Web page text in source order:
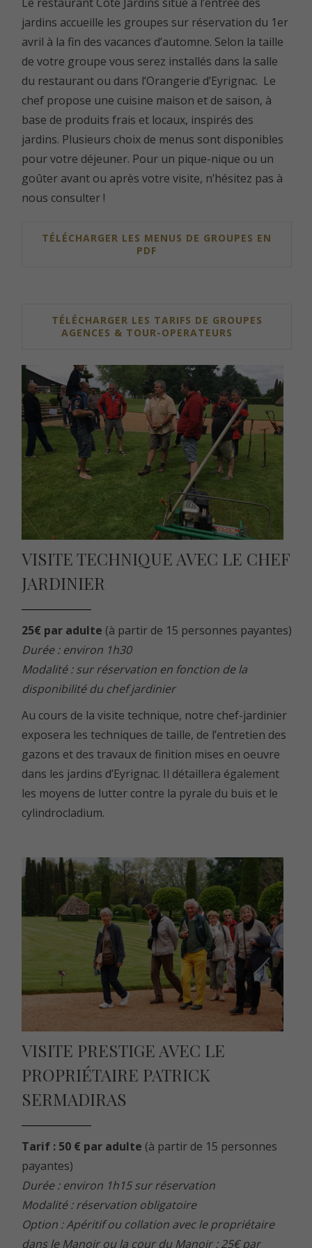
jardins accueille les groupes sur réservation du 1er
avril à la fin des vacances d’automne. Selon la taille
de votre groupe vous serez installés dans la salle
du restaurant ou dans l’Orangerie d’Eyrignac. Le
chef propose une cuisine maison et de saison, à
base de produits frais et locaux, inspirés des
jardins. Plusieurs choix de menus sont disponibles
pour votre déjeuner. Pour un pique-nique ou un
goûter avant ou après votre visite, n’hésitez pas à
nous consulter !
TÉLÉCHARGER LES MENUS DE GROUPES EN
PDF
TÉLÉCHARGER LES TARIFS DE GROUPES
AGENCES & TOUR-OPERATEURS
VISITE TECHNIQUE AVEC LE CHEF
JARDINIER
25€ par adulte (à partir de 15 personnes payantes)
Durée : environ 1h30
Modalité : sur réservation en fonction de la
disponibilité du chef jardinier
Au cours de la visite technique, notre chef-jardinier
exposera les techniques de taille, de l’entretien des
gazons et des travaux de finition mises en oeuvre
dans les jardins d’Eyrignac. Il détaillera également
les moyens de lutter contre la pyrale du buis et le
cylindrocladium.
VISITE PRESTIGE AVEC LE
PROPRIÉTAIRE PATRICK
SERMADIRAS
Tarif : 50 € par adulte (à partir de 15 personnes
payantes)
Durée : environ 1h15 sur réservation
Modalité : réservation obligatoire
Option : Apéritif ou collation avec le propriétaire
dans le Manoir ou la cour du Manoir : 25€ par